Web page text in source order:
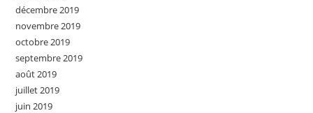
décembre 2019
novembre 2019
octobre 2019
septembre 2019
août 2019
juillet 2019
juin 2019